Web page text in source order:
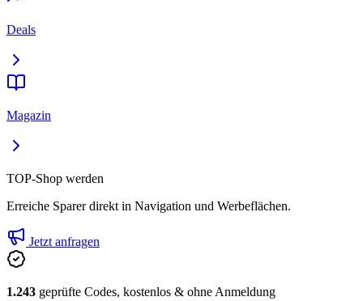
Deals
Magazin
TOP-Shop werden
Erreiche Sparer direkt in Navigation und Werbeflächen.
Jetzt anfragen
1.243 geprüfte Codes, kostenlos & ohne Anmeldung